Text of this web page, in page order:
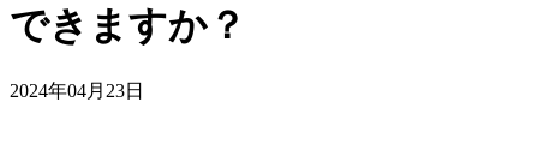
できますか？
2024年04月23日